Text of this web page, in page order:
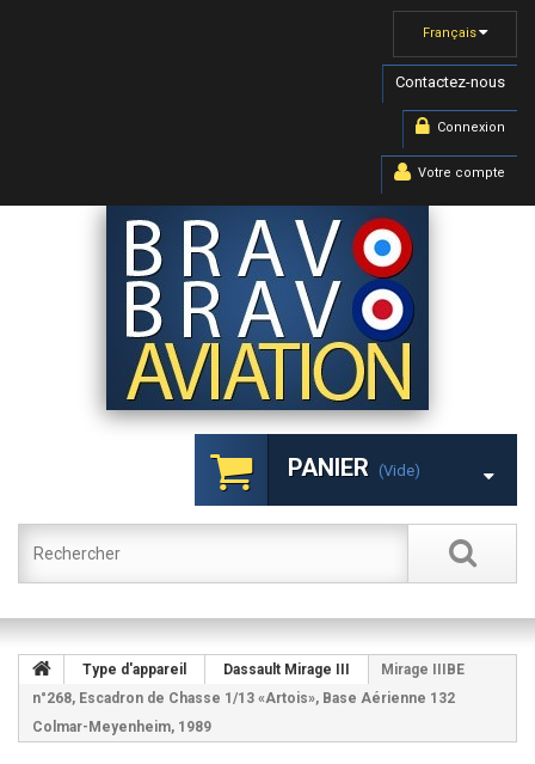
Français
Contactez-nous
Connexion
Votre compte
PANIER (vide)
Type d'appareil Dassault Mirage III
Mirage IIIBE
n°268, Escadron de Chasse 1/13 «Artois», Base Aérienne 132
Colmar-Meyenheim, 1989